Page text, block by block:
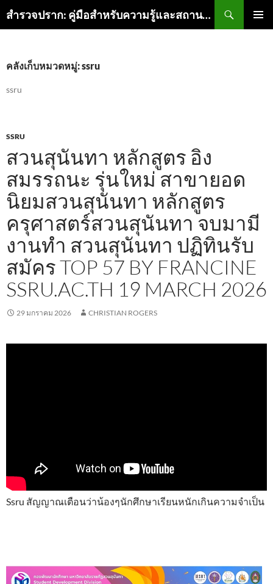
สำรวจปราก: คู่มือสำหรับความรู้และสถานที่สุดเจิดในเมือง
ค้นหา
เนื้อหา
คลังเก็บหมวดหมู่: ssru
ssru
SSRU
สวนสุนันทา หลักสูตร อิง
สมรรถนะ รุ่นใหม่ สาขายอด
นิยมสวนสุนันทา หลักสูตร
ครุศาสตร์สวนสุนันทา จบมามี
งานทำ สวนสุนันทา ปฏิทินรับ
สมัคร TOP 57 BY FRANCINE
SSRU.AC.TH 19 MARCH 2026
29 มกราคม 2026 CHRISTIAN ROGERS
Ssru สัญญาณเตือนว่าน้องๆนักศึกษาเรียนหนักเกินความจำเป็น